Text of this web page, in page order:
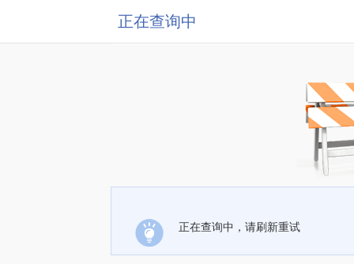
正在查询中
正在查询中，请刷新重试